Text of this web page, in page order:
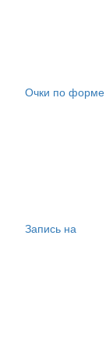
Очки по форме
Запись на